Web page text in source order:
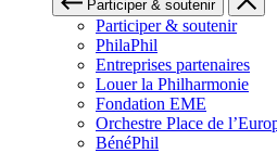
Participer & soutenir
Participer & soutenir
PhilaPhil
Entreprises partenaires
Louer la Philharmonie
Fondation EME
Orchestre Place de
BénéPhil